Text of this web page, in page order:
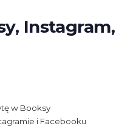
Instagram,
w Booksy
i Facebooku